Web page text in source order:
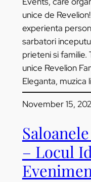
unice de
experienta
sarbatori
prieteni si
unice Revelion
Eleganta, muzica
November 15,
– Locul